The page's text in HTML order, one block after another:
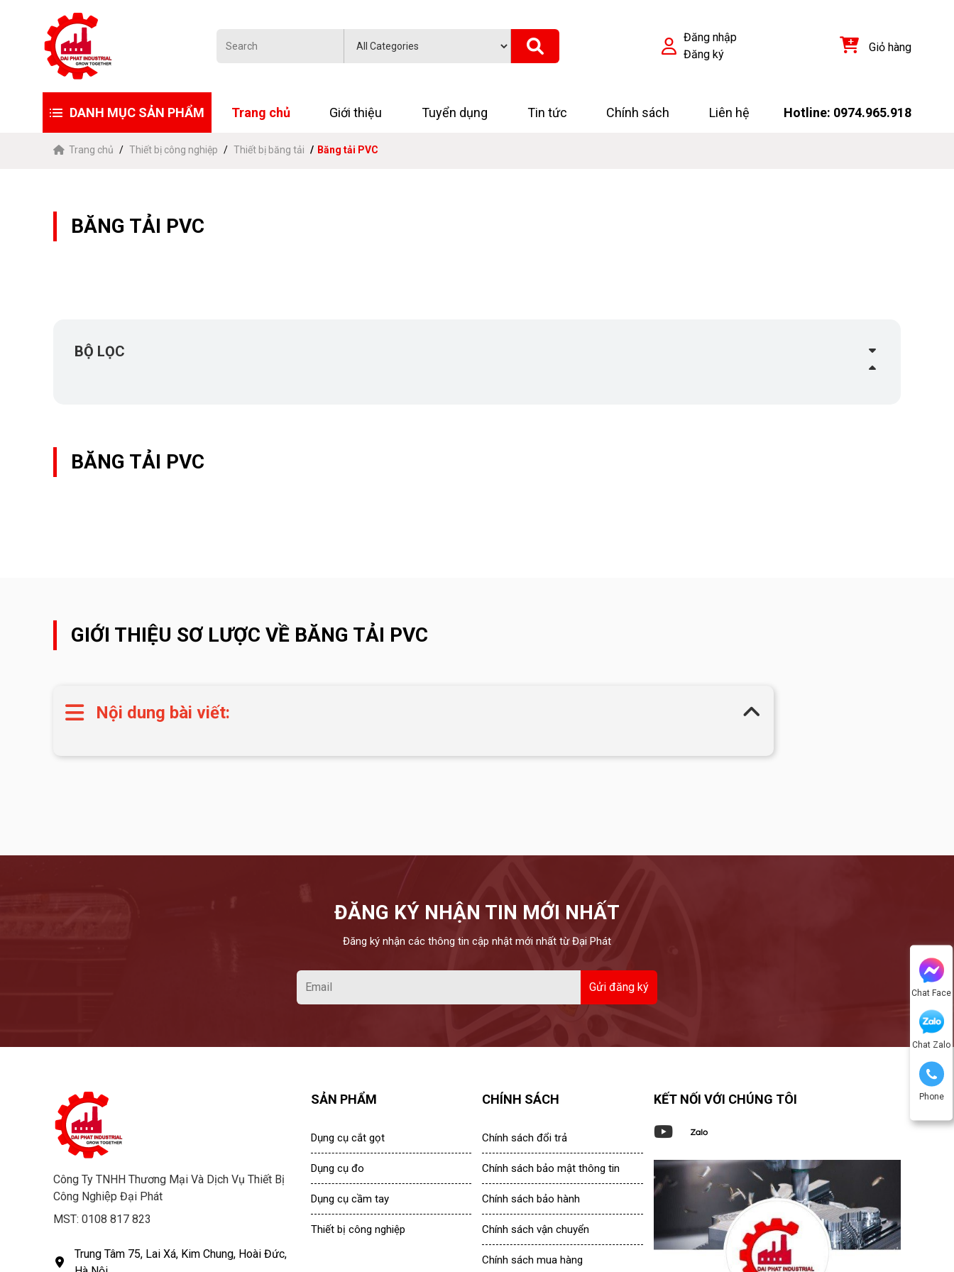
Đăng nhập
Đăng ký
Giỏ hàng
DANH MỤC SẢN PHẨM Trang chủ Giới thiệu Tuyển dụng Tin tức Chính sách Liên hệ Hotline: 0974.965.918
Chat Face
Chat Zalo
Phone
Trang chủ Thiết bị công nghiệp Thiết bị băng tải Băng tải PVC
BĂNG TẢI PVC
BỘ LỌC
BĂNG TẢI PVC
GIỚI THIỆU SƠ LƯỢC VỀ BĂNG TẢI PVC
Nội dung bài viết:
ĐĂNG KÝ NHẬN TIN MỚI NHẤT
Đăng ký nhận các thông tin cập nhật mới nhất từ Đại Phát
Công Ty TNHH Thương Mại Và Dịch Vụ Thiết Bị
Công Nghiệp Đại Phát
MST: 0108 817 823
Trung Tâm 75, Lai Xá, Kim Chung, Hoài Đức,
SẢN PHẨM
Dụng cụ cắt gọt
Dụng cụ đo
Dụng cụ cầm tay
Thiết bị công nghiệp
CHÍNH SÁCH
Chính sách đổi trả
Chính sách bảo mật thông tin
Chính sách bảo hành
Chính sách vận chuyển
Chính sách mua hàng
KẾT NỐI VỚI CHÚNG TÔI